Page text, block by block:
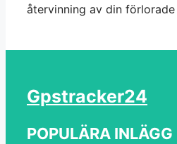
återvinning av din förlorade
Gpstracker24
POPULÄRA INLÄGG